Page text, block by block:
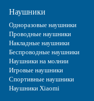
Наушники
Одноразовые наушники
Проводные наушники
Накладные наушники
Беспроводные наушники
Наушники на молнии
Игровые наушники
Спортивные наушники
Наушники Xiaomi